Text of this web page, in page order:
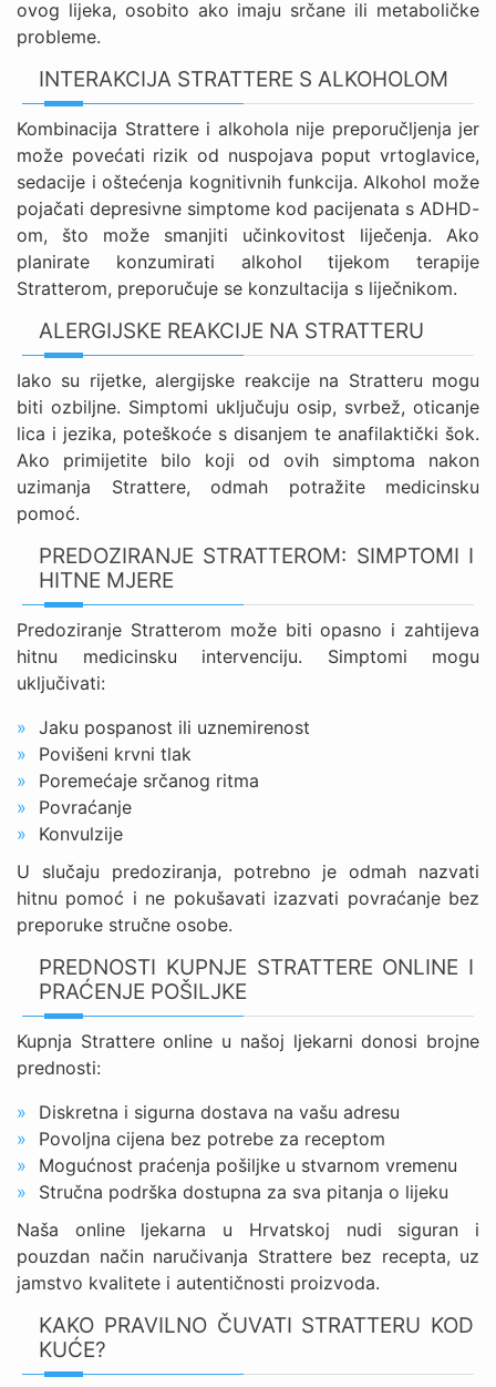
ovog lijeka, osobito ako imaju srčane ili metaboličke
probleme.
INTERAKCIJA STRATTERE S ALKOHOLOM
Kombinacija Strattere i alkohola nije preporučljenja jer
može povećati rizik od nuspojava poput vrtoglavice,
sedacije i oštećenja kognitivnih funkcija. Alkohol može
pojačati depresivne simptome kod pacijenata s ADHD-
om, što može smanjiti učinkovitost liječenja. Ako
planirate konzumirati alkohol tijekom terapije
Stratterom, preporučuje se konzultacija s liječnikom.
ALERGIJSKE REAKCIJE NA STRATTERU
Iako su rijetke, alergijske reakcije na Stratteru mogu
biti ozbiljne. Simptomi uključuju osip, svrbež, oticanje
lica i jezika, poteškoće s disanjem te anafilaktički šok.
Ako primijetite bilo koji od ovih simptoma nakon
uzimanja Strattere, odmah potražite medicinsku
pomoć.
PREDOZIRANJE STRATTEROM: SIMPTOMI I
HITNE MJERE
Predoziranje Stratterom može biti opasno i zahtijeva
hitnu medicinsku intervenciju. Simptomi mogu
uključivati:
Jaku pospanost ili uznemirenost
Povišeni krvni tlak
Poremećaje srčanog ritma
Povraćanje
Konvulzije
U slučaju predoziranja, potrebno je odmah nazvati
hitnu pomoć i ne pokušavati izazvati povraćanje bez
preporuke stručne osobe.
PREDNOSTI KUPNJE STRATTERE ONLINE I
PRAĆENJE POŠILJKE
Kupnja Strattere online u našoj ljekarni donosi brojne
prednosti:
Diskretna i sigurna dostava na vašu adresu
Povoljna cijena bez potrebe za receptom
Mogućnost praćenja pošiljke u stvarnom vremenu
Stručna podrška dostupna za sva pitanja o lijeku
Naša online ljekarna u Hrvatskoj nudi siguran i
pouzdan način naručivanja Strattere bez recepta, uz
jamstvo kvalitete i autentičnosti proizvoda.
KAKO PRAVILNO ČUVATI STRATTERU KOD
KUĆE?